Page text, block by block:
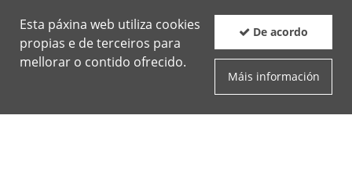
Esta páxina web utiliza cookies
propias e de terceiros para
mellorar o contido ofrecido.
De acordo
Máis información